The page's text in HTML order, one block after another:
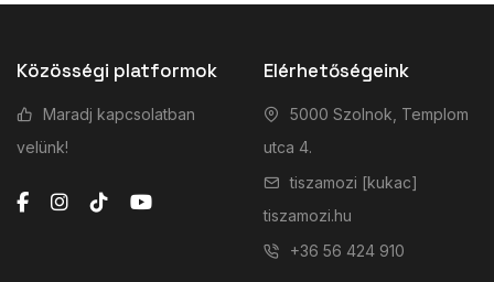
Közösségi platformok
Maradj kapcsolatban
velünk!
Elérhetőségeink
5000 Szolnok, Templom
utca 4.
tiszamozi [kukac]
tiszamozi.hu
+36 56 424 910